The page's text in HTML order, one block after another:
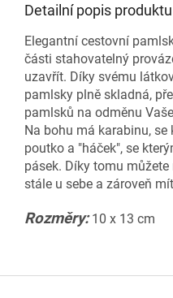
Detailní popis produktu
Elegantní cestovní
části stahovatelný
uzavřít. Díky svému
pamlsky plně skladná,
pamlsků na odměnu
Na bohu má karabinu,
poutko a "háček", se
pásek. Díky tomu
stále u sebe a zároveň
Rozměry:10 x 13 cm